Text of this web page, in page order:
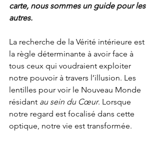
carte, nous sommes un guide pour les
autres.
La recherche de la Vérité intérieure est
la règle déterminante à avoir face à
tous ceux qui voudraient exploiter
notre pouvoir à travers l’illusion. Les
lentilles pour voir le Nouveau Monde
résidant au sein du Cœur. Lorsque
notre regard est focalisé dans cette
optique, notre vie est transformée.